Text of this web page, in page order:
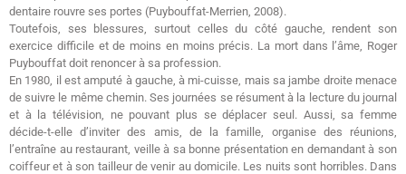
dentaire rouvre ses portes (Puybouffat-Merrien, 2008).
Toutefois, ses blessures, surtout celles du côté gauche, rendent son
exercice difficile et de moins en moins précis. La mort dans l’âme, Roger
Puybouffat doit renoncer à sa profession.
En 1980, il est amputé à gauche, à mi-cuisse, mais sa jambe droite menace
de suivre le même chemin. Ses journées se résument à la lecture du journal
et à la télévision, ne pouvant plus se déplacer seul. Aussi, sa femme
décide-t-elle d’inviter des amis, de la famille, organise des réunions,
l’entraîne au restaurant, veille à sa bonne présentation en demandant à son
coiffeur et à son tailleur de venir au domicile. Les nuits sont horribles. Dans